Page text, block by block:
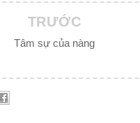
TRƯỚC
Tâm sự của nàng